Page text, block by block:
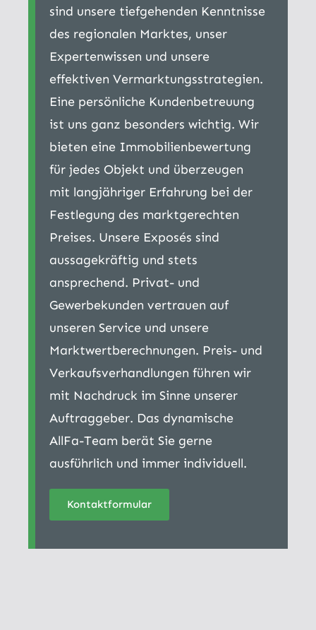
sind unsere tiefgehenden Kenntnisse
des regionalen Marktes, unser
Expertenwissen und unsere
effektiven Vermarktungsstrategien.
Eine persönliche Kundenbetreuung
ist uns ganz besonders wichtig. Wir
bieten eine Immobilienbewertung
für jedes Objekt und überzeugen
mit langjähriger Erfahrung bei der
Festlegung des marktgerechten
Preises. Unsere Exposés sind
aussagekräftig und stets
ansprechend. Privat- und
Gewerbekunden vertrauen auf
unseren Service und unsere
Marktwertberechnungen. Preis- und
Verkaufsverhandlungen führen wir
mit Nachdruck im Sinne unserer
Auftraggeber. Das dynamische
AllFa-Team berät Sie gerne
ausführlich und immer individuell.
Kontaktformular